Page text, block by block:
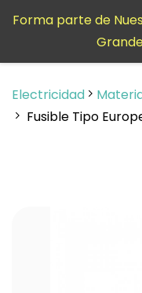
contenido
Electricidad
Fusible Tipo
Forma parte de